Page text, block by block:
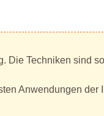
Die Techniken sind
Anwendungen